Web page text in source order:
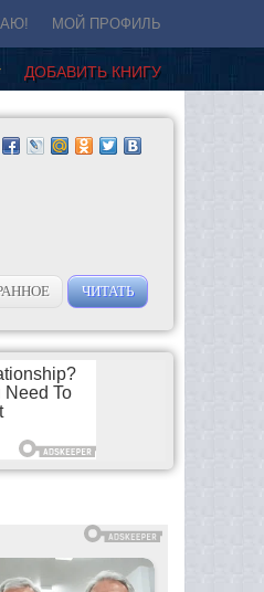
МОЙ ПРОФИЛЬ
ДОБАВИТЬ КНИГУ
ЧИТАТЬ